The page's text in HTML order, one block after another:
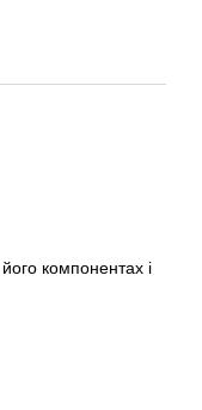
компонентах і